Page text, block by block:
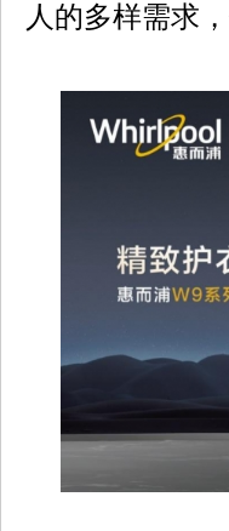
人的多样需求